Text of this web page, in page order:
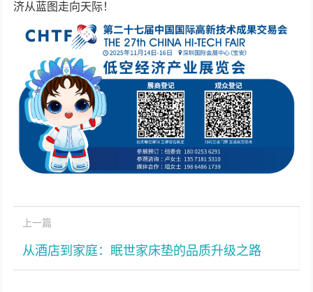
济从蓝图走向天际！
上一篇
从酒店到家庭：眠世家床垫的品质升级之路